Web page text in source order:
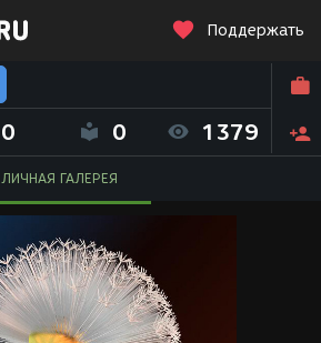
Поддержать
0 0 1379
ЛИЧНАЯ ГАЛЕРЕЯ